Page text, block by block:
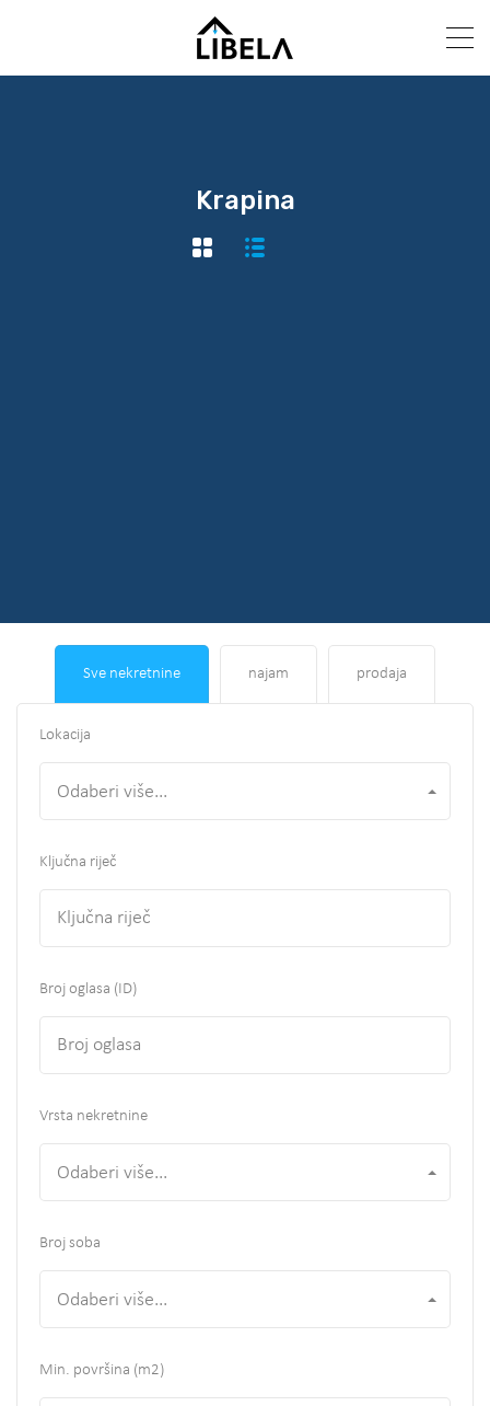
Krapina
Sve nekretnine najam prodaja
Lokacija
Odaberi više...
Ključna riječ
Broj oglasa (ID)
Vrsta nekretnine
Odaberi više...
Broj soba
Odaberi više...
Min. površina (m2)